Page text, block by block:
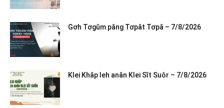
Gơh Tơgŭm păng Tơpăt Tơpă – 7/8/2026
Klei Khăp leh anăn Klei Sĭt Suôr – 7/8/2026